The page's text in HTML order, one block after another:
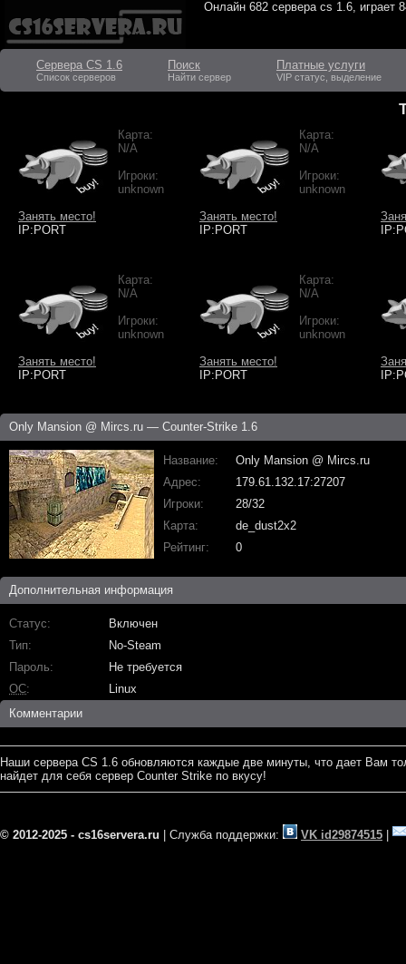
Онлайн 682 сервера cs 1.6, играет
Сервера CS 1.6
Список серверов
Поиск
Найти сервер
Платные услуги
VIP статус, выделение
Карта:
N/A
Игроки:
unknown
Занять место!
IP:PORT
Карта:
N/A
Игроки:
unknown
Занять место!
IP:PORT
Карта:
N/A
Игроки:
unknown
Занять место!
IP:PORT
Карта:
N/A
Игроки:
unknown
Занять место!
IP:PORT
Only Mansion @ Mircs.ru — Counter-Strike 1.6
Название
Only Mansion @ Mircs.ru
Адрес
179.61.132.17:27207
Игроки
28/32
Карта
de_dust2x2
Рейтинг
0
Дополнительная информация
Статус
Включен
Тип
No-Steam
Пароль
Не требуется
ОС
Linux
Комментарии
Наши сервера CS 1.6 обновляются каждые две минуты, что дает Вам
найдет для себя сервер Counter Strike по вкусу!
© 2012-2025 - cs16servera.ru | Служба поддержки: VK id29874515